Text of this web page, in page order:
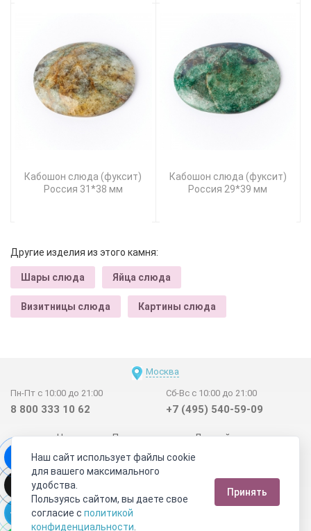
Кабошон слюда (фуксит)
Россия 31*38 мм
Кабошон слюда (фуксит)
Россия 29*39 мм
Другие изделия из этого камня:
Шары слюда Яйца слюда
Визитницы слюда Картины слюда
Москва
Пн-Пт с 10:00 до 21:00
8 800 333 10 62
Сб-Вс с 10:00 до 21:00
+7 (495) 540-59-09
Новинки Поставщикам
Личный счет
Договор-оферта
О нас
Наши магазины
Отзывы покупателей
Сертификаты
Статьи
Обратная связь
Видео о камнях СОУТ
Телеграм
Max
Наш сайт использует файлы cookie
для вашего максимального
удобства.
Пользуясь сайтом, вы даете свое
согласие с политикой
конфиденциальности
Принять